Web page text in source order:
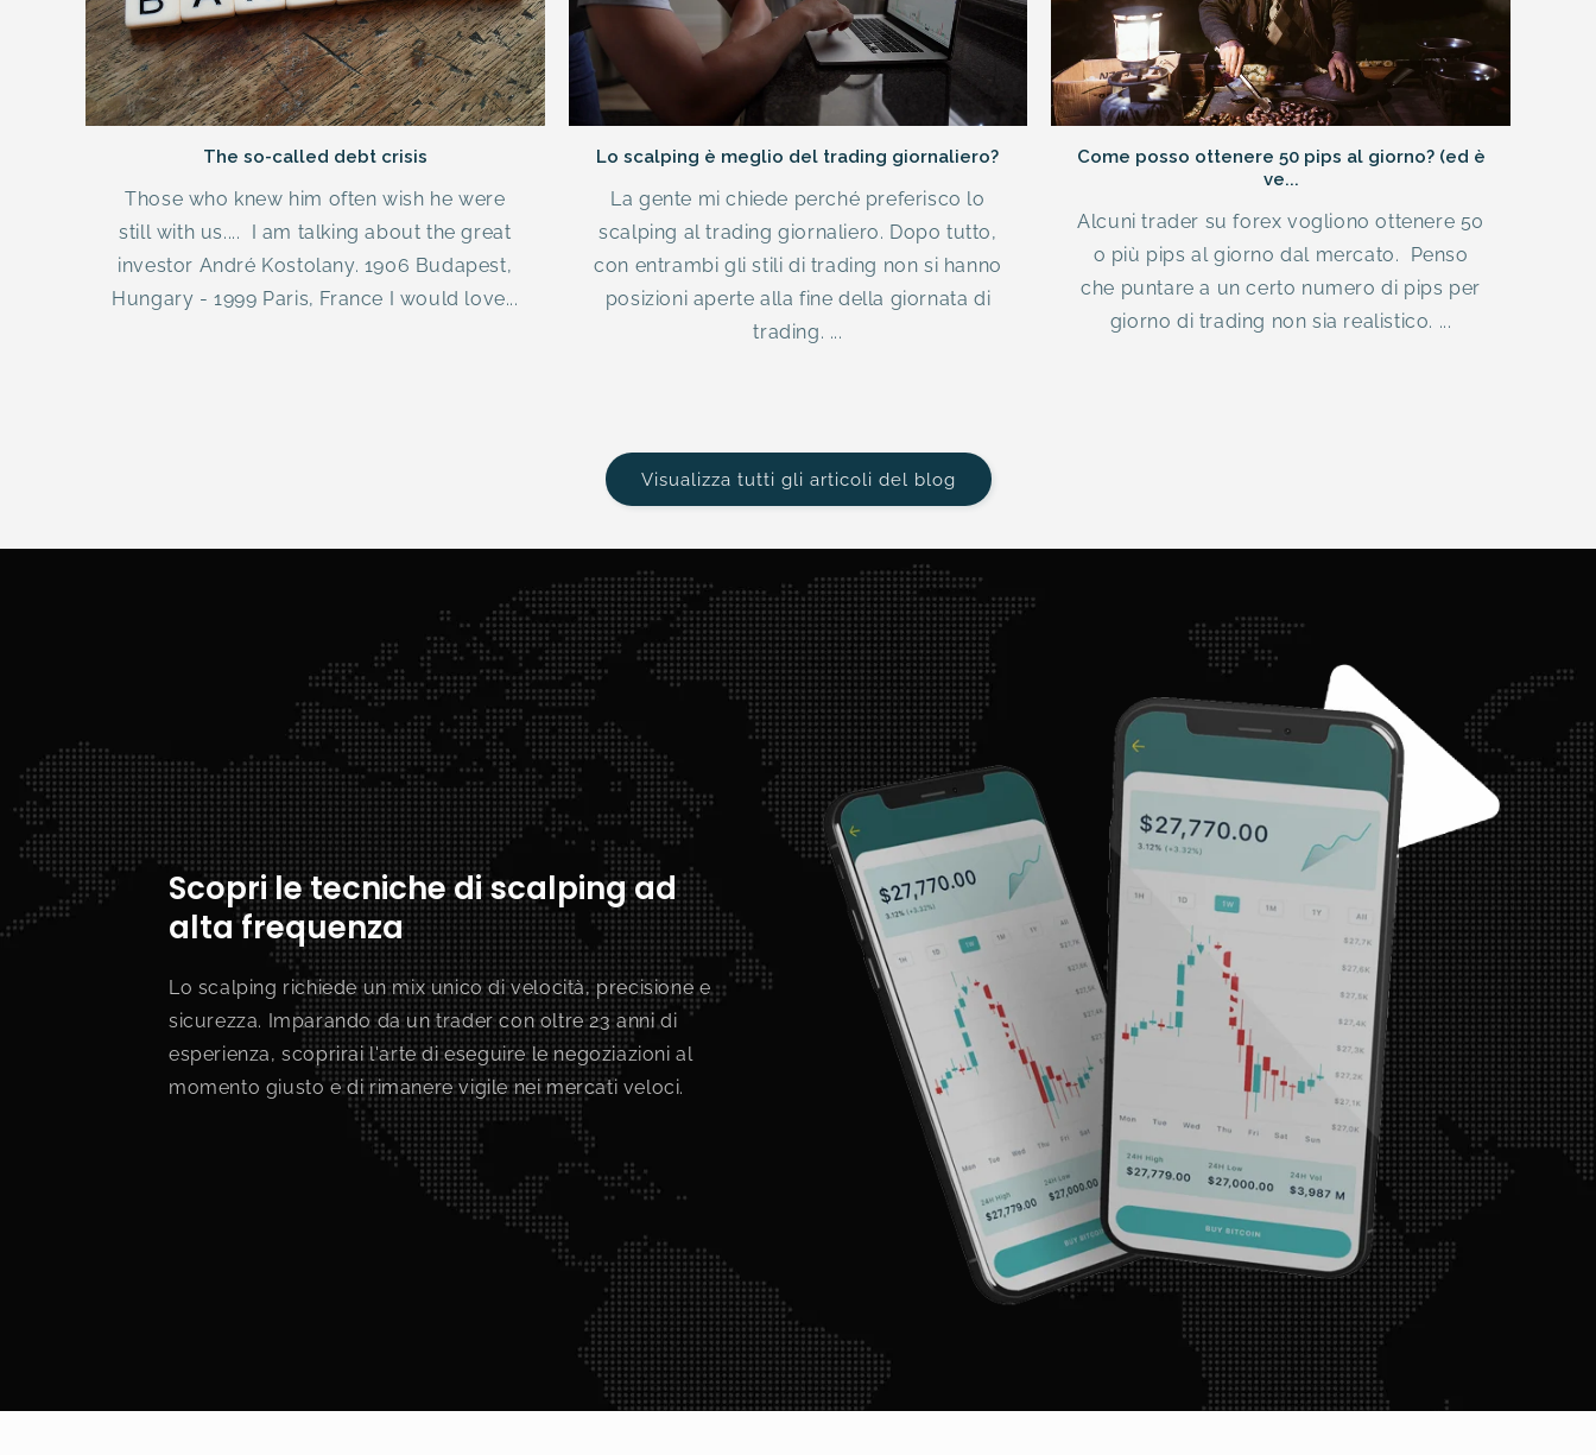
The so-called debt crisis
Those who knew him often wish he were
still with us.... I am talking about the great
investor André Kostolany. 1906 Budapest,
Hungary - 1999 Paris, France I would love...
Lo scalping è meglio del trading giornaliero?
La gente mi chiede perché preferisco lo
scalping al trading giornaliero. Dopo tutto,
con entrambi gli stili di trading non si hanno
posizioni aperte alla fine della giornata di
trading. ...
Come posso ottenere 50 pips al giorno? (ed è
ve...
Alcuni trader su forex vogliono ottenere 50
o più pips al giorno dal mercato. Penso
che puntare a un certo numero di pips per
giorno di trading non sia realistico. ...
Visualizza tutti gli articoli del blog
Scopri le tecniche di scalping ad
alta frequenza
Lo scalping richiede un mix unico di velocità, precisione e
sicurezza. Imparando da un trader con oltre 23 anni di
esperienza, scoprirai l'arte di eseguire le negoziazioni al
momento giusto e di rimanere vigile nei mercati veloci.